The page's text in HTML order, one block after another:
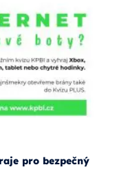
pro bezpečný